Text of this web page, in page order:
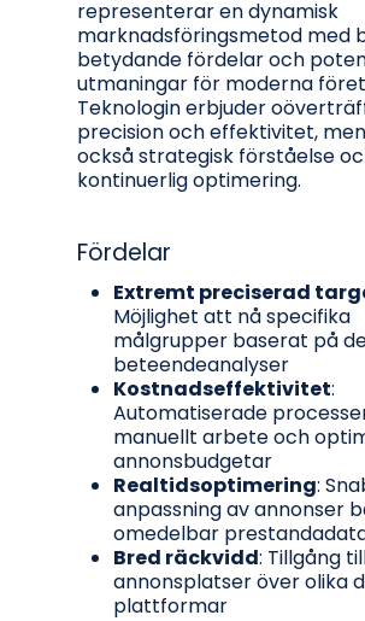
representerar en dynamisk
marknadsföringsmetod med
betydande fördelar och
utmaningar för moderna
Teknologin erbjuder
precision och effektivitet,
också strategisk förståelse
kontinuerlig optimering.
Fördelar
Extremt preciserad
Möjlighet att nå specifika
målgrupper baserat på
beteendeanalyser
Kostnadseffektivitet:
Automatiserade
manuellt arbete och
annonsbudgetar
Realtidsoptimering:
anpassning av annonser
omedelbar
Bred räckvidd: Tillgång
annonsplatser över olika
plattformar